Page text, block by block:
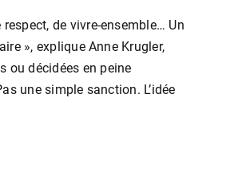
de vivre-ensemble… Un
», explique Anne Krugler,
ou décidées en peine
une simple sanction. L’idée